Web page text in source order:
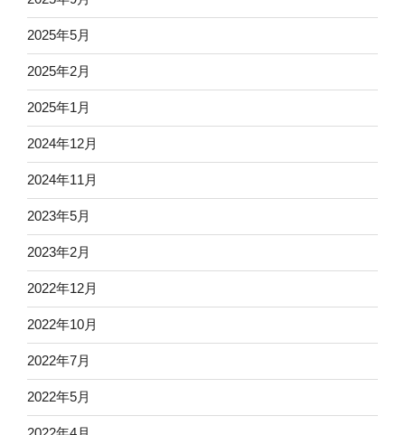
2025年5月
2025年2月
2025年1月
2024年12月
2024年11月
2023年5月
2023年2月
2022年12月
2022年10月
2022年7月
2022年5月